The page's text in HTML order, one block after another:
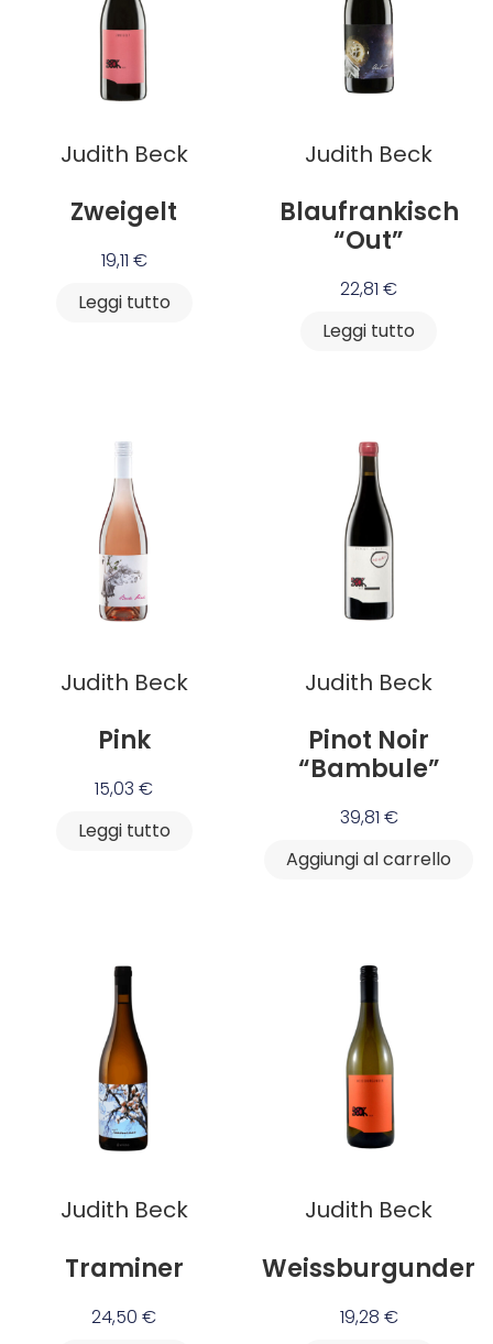
Judith Beck
Zweigelt
19,11 €
Leggi tutto
Judith Beck
Blaufrankisch
“Out”
22,81€
Leggi tutto
Judith Beck
Pink
15,03€
Leggi tutto
Judith Beck
Pinot Noir
“Bambule”
39,81 €
Aggiungi al carrello
Judith Beck
Traminer
24,50€
Judith Beck
Weissburgunder
19,28 €